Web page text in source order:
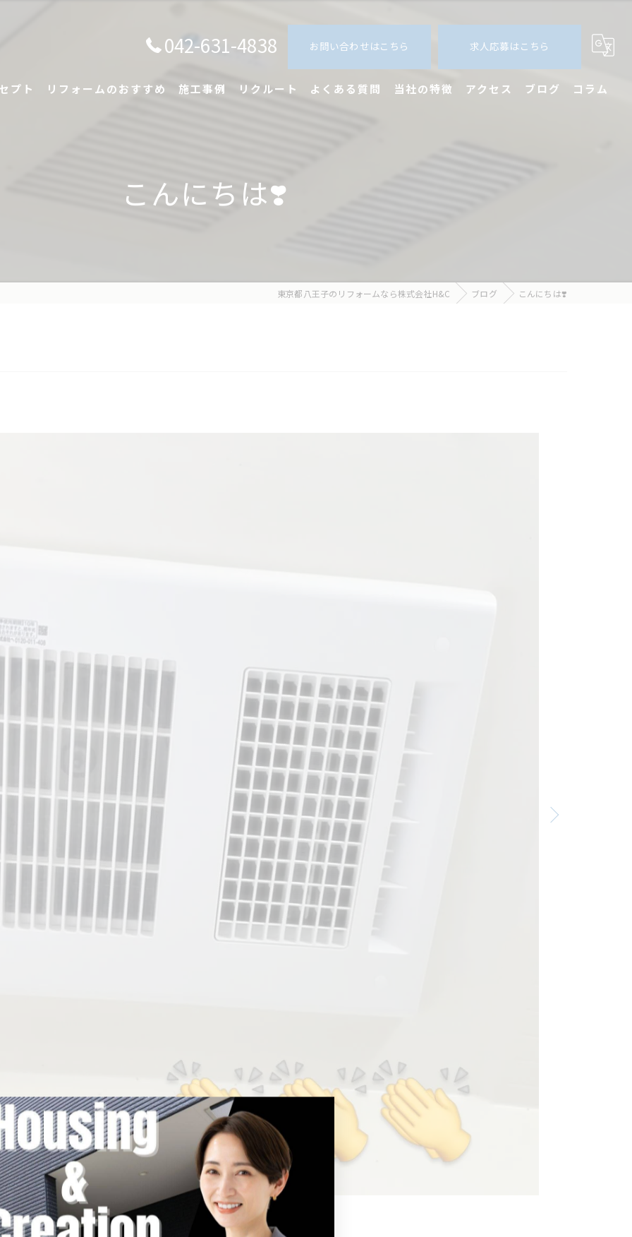
042-631-4838 お問い合わせはこちら 求人応募はこちら
プト リフォームのおすすめ 施工事例 リクルート よくある質問 当社の特徴 アクセス ブログ コラム
こんにちは❣️
東京都八王子のリフォームなら株式会社H&C ブログ こんにちは❣️